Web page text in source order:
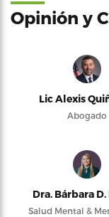
Opinión y
Lic Alexis
Abogado
Dra. Bárbara
Salud Mental &